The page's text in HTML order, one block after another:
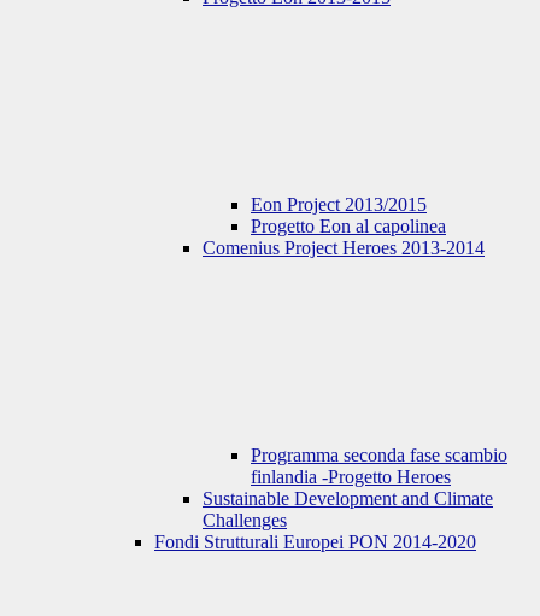
Eon Project 2013/2015
Progetto Eon al capolinea
Comenius Project Heroes 2013-2014
Programma seconda fase scambio
finlandia -Progetto Heroes
Sustainable Development and Climate
Challenges
Fondi Strutturali Europei PON 2014-2020